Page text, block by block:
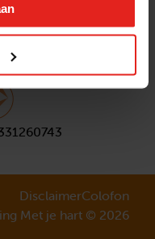
DisclaimerColofon
Met je hart © 2026